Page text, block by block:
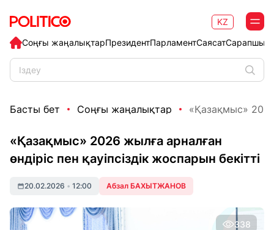
Соңғы жаңалықтарПрезидентПарламентСаясат
KZ
Басты бет Соңғы жаңалықтар «Қазақмыс» 2026
«Қазақмыс» 2026 жылға арналған
өндіріс пен қауіпсіздік жоспарын бекітті
20.02.2026 • 12:00 Абзал БАХЫТЖАНОВ
338